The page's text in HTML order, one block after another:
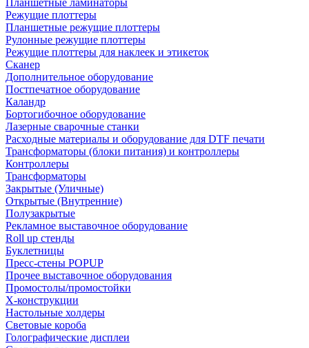
Режущие плоттеры
Планшетные режущие плоттеры
Рулонные режущие плоттеры
Режущие плоттеры для наклеек и этикеток
Сканер
Дополнительное оборудование
Постпечатное оборудование
Каландр
Бортогибочное оборудование
Лазерные сварочные станки
Расходные материалы и оборудование для DTF печати
Трансформаторы (блоки питания) и контроллеры
Контроллеры
Трансформаторы
Закрытые (Уличные)
Открытые (Внутренние)
Полузакрытые
Рекламное выставочное оборудование
Roll up стенды
Буклетницы
Пресс-стены POPUP
Прочее выставочное оборудования
Промостолы/промостойки
Х-конструкции
Настольные холдеры
Световые короба
Голографические дисплеи